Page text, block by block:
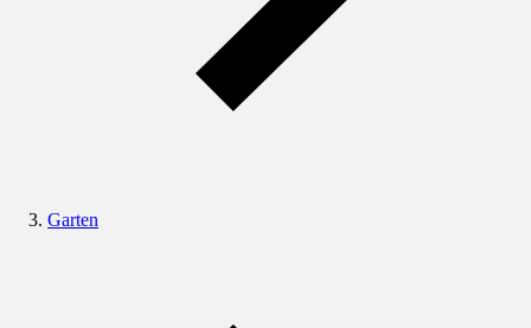
Garten